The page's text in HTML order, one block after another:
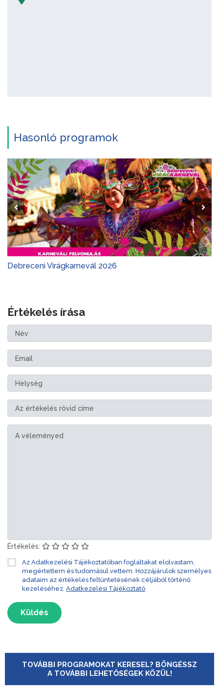
Hasonló programok
Debreceni Virágkarnevál 2026
Értékelés írása
Értékelés:
Az Adatkezelési Tájékoztatóban foglaltakat elolvastam,
megértettem és tudomásul vettem. Hozzájárulok személyes
adataim az értékelés feltüntetésének céljából történő
kezeléséhez. Adatkezelési Tájékoztató
Küldés
TOVÁBBI PROGRAMOKAT KERESEL? BÖNGÉSSZ
A TOVÁBBI LEHETŐSÉGEK KÖZÜL!